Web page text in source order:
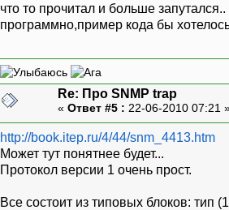
что то прочитал и больше
программно,пример кода бы
Re: Про SNMP trap
« Ответ #5 : 22-06-2010 07:21
http://book.itep.ru/4/44/snm_4413.htm
Может тут понятнее будет...
Протокол версии 1 очень прост.
Все состоит из типовых блоков: